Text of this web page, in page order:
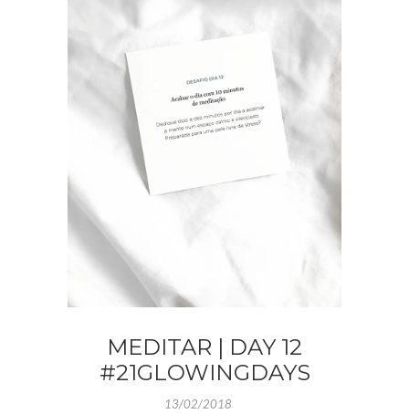
MEDITAR | DAY 12
#21GLOWINGDAYS
13/02/2018